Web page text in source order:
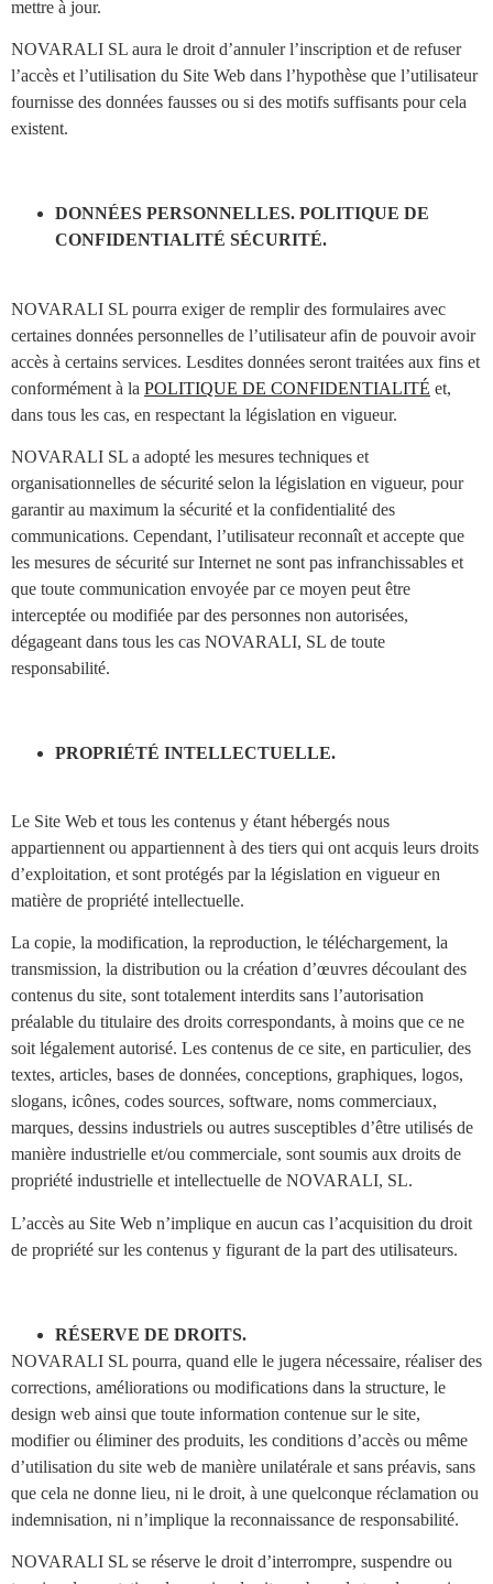
mettre à jour.
NOVARALI SL aura le droit d’annuler l’inscription et de refuser
l’accès et l’utilisation du Site Web dans l’hypothèse que l’utilisateur
fournisse des données fausses ou si des motifs suffisants pour cela
existent.
DONNÉES PERSONNELLES. POLITIQUE DE
CONFIDENTIALITÉ SÉCURITÉ.
NOVARALI SL pourra exiger de remplir des formulaires avec
certaines données personnelles de l’utilisateur afin de pouvoir avoir
accès à certains services. Lesdites données seront traitées aux fins et
conformément à la POLITIQUE DE CONFIDENTIALITÉ et,
dans tous les cas, en respectant la législation en vigueur.
NOVARALI SL a adopté les mesures techniques et
organisationnelles de sécurité selon la législation en vigueur, pour
garantir au maximum la sécurité et la confidentialité des
communications. Cependant, l’utilisateur reconnaît et accepte que
les mesures de sécurité sur Internet ne sont pas infranchissables et
que toute communication envoyée par ce moyen peut être
interceptée ou modifiée par des personnes non autorisées,
dégageant dans tous les cas NOVARALI, SL de toute
responsabilité.
PROPRIÉTÉ INTELLECTUELLE.
Le Site Web et tous les contenus y étant hébergés nous
appartiennent ou appartiennent à des tiers qui ont acquis leurs droits
d’exploitation, et sont protégés par la législation en vigueur en
matière de propriété intellectuelle.
La copie, la modification, la reproduction, le téléchargement, la
transmission, la distribution ou la création d’œuvres découlant des
contenus du site, sont totalement interdits sans l’autorisation
préalable du titulaire des droits correspondants, à moins que ce ne
soit légalement autorisé. Les contenus de ce site, en particulier, des
textes, articles, bases de données, conceptions, graphiques, logos,
slogans, icônes, codes sources, software, noms commerciaux,
marques, dessins industriels ou autres susceptibles d’être utilisés de
manière industrielle et/ou commerciale, sont soumis aux droits de
propriété industrielle et intellectuelle de NOVARALI, SL.
L’accès au Site Web n’implique en aucun cas l’acquisition du droit
de propriété sur les contenus y figurant de la part des utilisateurs.
RÉSERVE DE DROITS.
NOVARALI SL pourra, quand elle le jugera nécessaire, réaliser des
corrections, améliorations ou modifications dans la structure, le
design web ainsi que toute information contenue sur le site,
modifier ou éliminer des produits, les conditions d’accès ou même
d’utilisation du site web de manière unilatérale et sans préavis, sans
que cela ne donne lieu, ni le droit, à une quelconque réclamation ou
indemnisation, ni n’implique la reconnaissance de responsabilité.
NOVARALI SL se réserve le droit d’interrompre, suspendre ou